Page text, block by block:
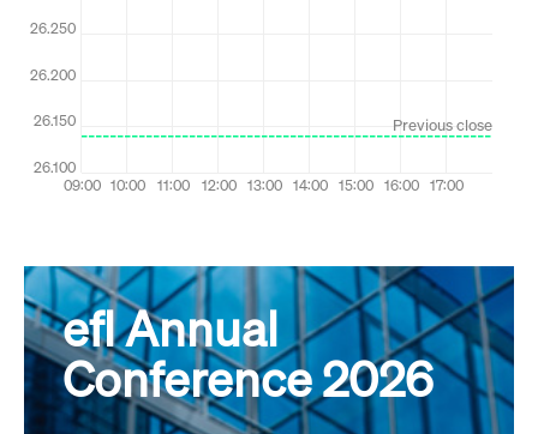
efl Annual
Conference 2026